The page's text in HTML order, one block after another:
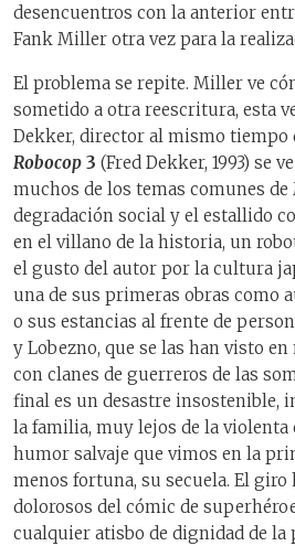
desencuentros con la anterior
Fank Miller otra vez para la
El problema se repite. Miller ve
sometido a otra reescritura, esta
Dekker, director al mismo tiempo
Robocop 3 (Fred Dekker, 1993) se
muchos de los temas comunes
degradación social y el estallido
en el villano de la historia, un
el gusto del autor por la cultura
una de sus primeras obras como
o sus estancias al frente de
y Lobezno, que se las han visto
con clanes de guerreros de las
final es un desastre insostenible,
la familia, muy lejos de la violenta
humor salvaje que vimos en la
menos fortuna, su secuela. El giro
dolorosos del cómic de
cualquier atisbo de dignidad de la